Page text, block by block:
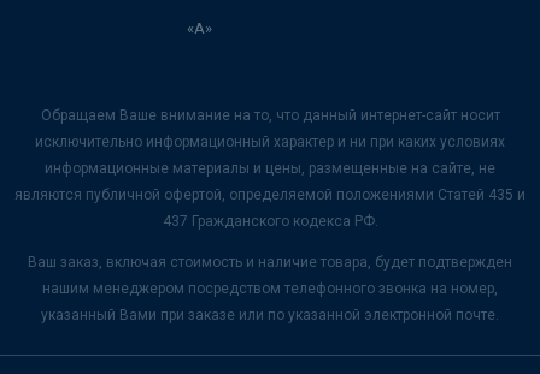
«А»
Обращаем Ваше внимание на то, что данный интернет-сайт носит
исключительно информационный характер и ни при каких условиях
информационные материалы и цены, размещенные на сайте, не
являются публичной офертой, определяемой положениями Статей 435 и
437 Гражданского кодекса РФ.
Ваш заказ, включая стоимость и наличие товара, будет подтвержден
нашим менеджером посредством телефонного звонка на номер,
указанный Вами при заказе или по указанной электронной почте.